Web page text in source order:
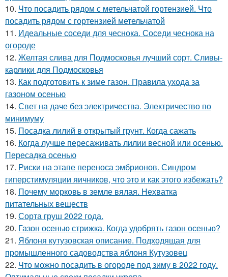
10. Что посадить рядом с метельчатой гортензией. Что
посадить рядом с гортензией метельчатой
11. Идеальные соседи для чеснока. Соседи чеснока на
огороде
12. Желтая слива для Подмосковья лучший сорт. Сливы-
карлики для Подмосковья
13. Как подготовить к зиме газон. Правила ухода за
газоном осенью
14. Свет на даче без электричества. Электричество по
минимуму
15. Посадка лилий в открытый грунт. Когда сажать
16. Когда лучше пересаживать лилии весной или осенью.
Пересадка осенью
17. Риски на этапе переноса эмбрионов. Синдром
гиперстимуляции яичников, что это и как этого избежать?
18. Почему морковь в земле вялая. Нехватка
питательных веществ
19. Сорта груш 2022 года.
20. Газон осенью стрижка. Когда удобрять газон осенью?
21. Яблоня кутузовская описание. Подходящая для
промышленного садоводства яблоня Кутузовец
22. Что можно посадить в огороде под зиму в 2022 году.